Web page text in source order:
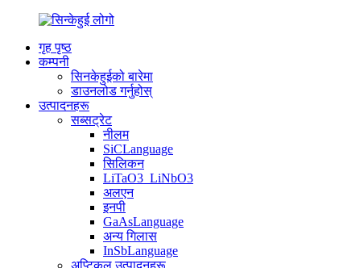
गृह पृष्ठ
कम्पनी
सिनकेहुईको बारेमा
डाउनलोड गर्नुहोस्
उत्पादनहरू
सब्सट्रेट
नीलम
SiCLanguage
सिलिकन
LiTaO3_LiNbO3
अलएन
इनपी
GaAsLanguage
अन्य गिलास
InSbLanguage
अप्टिकल उत्पादनहरू